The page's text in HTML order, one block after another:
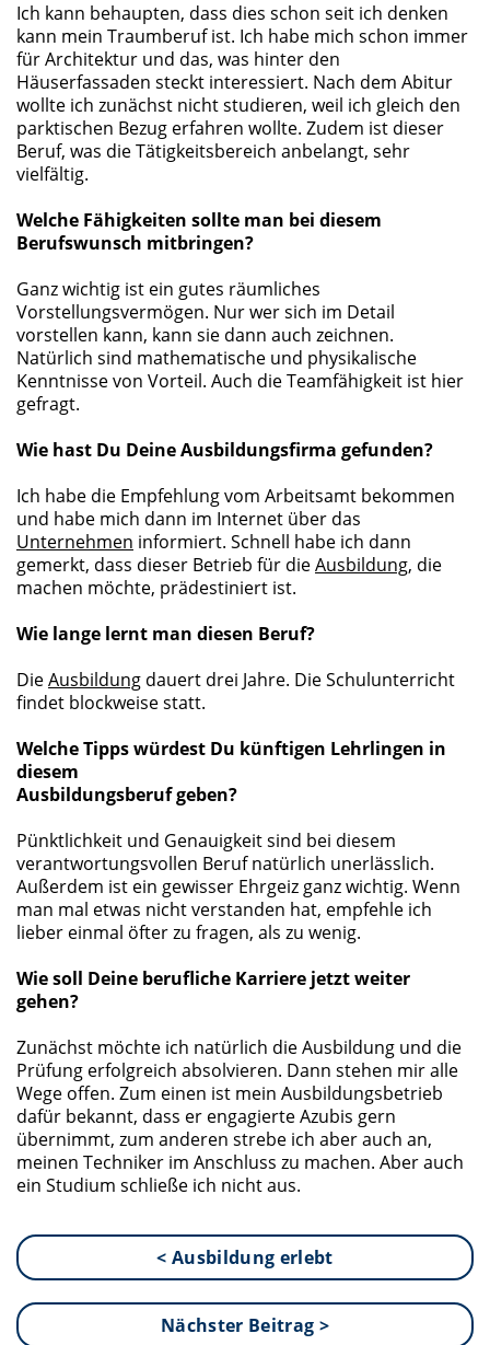
Ich kann behaupten, dass dies schon seit ich denken
kann mein Traumberuf ist. Ich habe mich schon immer
für Architektur und das, was hinter den
Häuserfassaden steckt interessiert. Nach dem Abitur
wollte ich zunächst nicht studieren, weil ich gleich den
parktischen Bezug erfahren wollte. Zudem ist dieser
Beruf, was die Tätigkeitsbereich anbelangt, sehr
vielfältig.
Welche Fähigkeiten sollte man bei diesem
Berufswunsch mitbringen?
Ganz wichtig ist ein gutes räumliches
Vorstellungsvermögen. Nur wer sich im Detail
vorstellen kann, kann sie dann auch zeichnen.
Natürlich sind mathematische und physikalische
Kenntnisse von Vorteil. Auch die Teamfähigkeit ist hier
gefragt.
Wie hast Du Deine Ausbildungsfirma gefunden?
Ich habe die Empfehlung vom Arbeitsamt bekommen
und habe mich dann im Internet über das
Unternehmen informiert. Schnell habe ich dann
gemerkt, dass dieser Betrieb für dieAusbildung, die
machen möchte, prädestiniert ist.
Wie lange lernt man diesen Beruf?
DieAusbildung dauert drei Jahre. Die Schulunterricht
findet blockweise statt.
Welche Tipps würdest Du künftigen Lehrlingen in
diesem
Ausbildungsberuf geben?
Pünktlichkeit und Genauigkeit sind bei diesem
verantwortungsvollen Beruf natürlich unerlässlich.
Außerdem ist ein gewisser Ehrgeiz ganz wichtig. Wenn
man mal etwas nicht verstanden hat, empfehle ich
lieber einmal öfter zu fragen, als zu wenig.
Wie soll Deine berufliche Karriere jetzt weiter
gehen?
Zunächst möchte ich natürlich die Ausbildung und die
Prüfung erfolgreich absolvieren. Dann stehen mir alle
Wege offen. Zum einen ist mein Ausbildungsbetrieb
dafür bekannt, dass er engagierte Azubis gern
übernimmt, zum anderen strebe ich aber auch an,
meinen Techniker im Anschluss zu machen. Aber auch
ein Studium schließe ich nicht aus.
< Ausbildung erlebt
Nächster Beitrag >